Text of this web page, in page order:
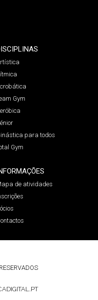
Gym
para todos
Gym
de atividades